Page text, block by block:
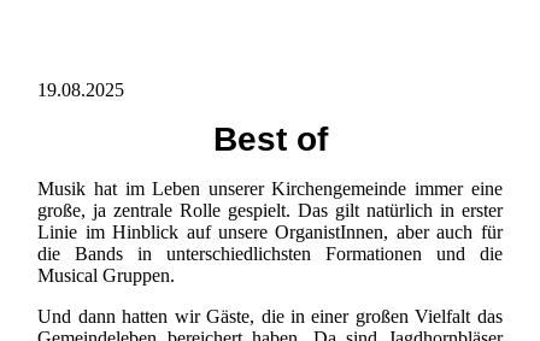
19.08.2025
Best of
Musik hat im Leben unserer Kirchengemeinde immer eine
große, ja zentrale Rolle gespielt. Das gilt natürlich in erster
Linie im Hinblick auf unsere OrganistInnen, aber auch für
die Bands in unterschiedlichsten Formationen und die
Musical Gruppen.
Und dann hatten wir Gäste, die in einer großen Vielfalt das